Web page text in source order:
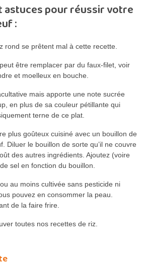
astuces pour réussir votre
:
rond se prêtent mal à cette recette.
être remplacer par du faux-filet, voir
et moelleux en bouche.
mais apporte une note sucrée
en plus de sa couleur pétillante qui
terne de ce plat.
plus goûteux cuisiné avec un bouillon de
Diluer le bouillon de sorte qu’il ne couvre
des autres ingrédients. Ajoutez (voire
sel en fonction du bouillon.
au moins cultivée sans pesticide ni
pouvez en consommer la peau.
de la faire frire.
toutes nos recettes de riz.